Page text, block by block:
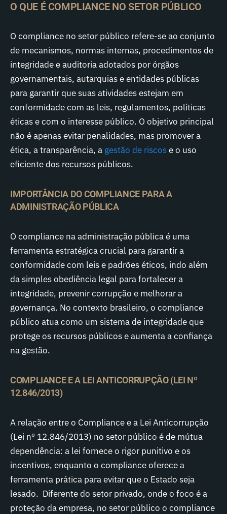
O QUE É COMPLIANCE NO SETOR PÚBLICO
O compliance no setor público refere-se ao conjunto
de mecanismos, normas internas, procedimentos de
integridade e auditoria adotados por órgãos
governamentais, autarquias e entidades públicas
para garantir que suas atividades estejam em
conformidade com as leis, regulamentos, políticas
éticas e com o interesse público. O objetivo principal
não é apenas evitar penalidades, mas promover a
ética, a transparência, a gestão de riscose o uso
eficiente dos recursos públicos.
IMPORTÂNCIA DO COMPLIANCE PARA A
ADMINISTRAÇÃO PÚBLICA
O compliance na administração pública é uma
ferramenta estratégica crucial para garantir a
conformidade com leis e padrões éticos, indo além
da simples obediência legal para fortalecer a
integridade, prevenir corrupção e melhorar a
governança. No contexto brasileiro, o compliance
público atua como um sistema de integridade que
protege os recursos públicos e aumenta a confiança
na gestão.
COMPLIANCE E A LEI ANTICORRUPÇÃO (LEI Nº
12.846/2013)
A relação entre o Compliance e a Lei Anticorrupção
(Lei nº 12.846/2013) no setor público é de mútua
dependência: a lei fornece o rigor punitivo e os
incentivos, enquanto o compliance oferece a
ferramenta prática para evitar que o Estado seja
lesado. Diferente do setor privado, onde o foco é a
proteção da empresa, no setor público o compliance